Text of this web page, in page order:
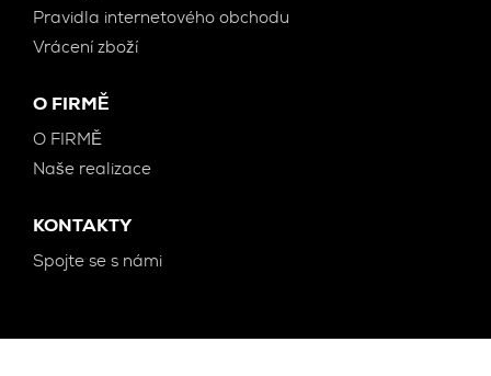
Pravidla internetového obchodu
Vrácení zboží
O FIRMĚ
O FIRMĚ
Naše realizace
KONTAKTY
Spojte se s námi